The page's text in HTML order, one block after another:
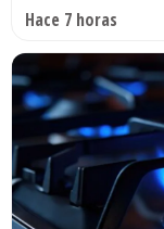
Hace 7 horas